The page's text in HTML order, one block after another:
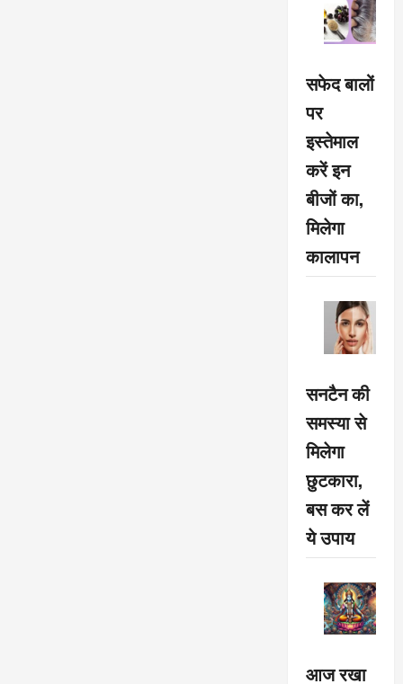
सफेद बालों
पर
इस्तेमाल
करें इन
बीजों का,
मिलेगा
कालापन
सनटैन की
समस्या से
मिलेगा
छुटकारा,
बस कर लें
ये उपाय
आज रखा